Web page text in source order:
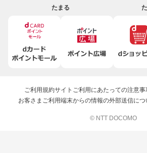
たまる
ご利用規約サイトご利用にあたっての注意事
お客さまご利用端末からの情報の外部送信につ
© NTT DOCOMO